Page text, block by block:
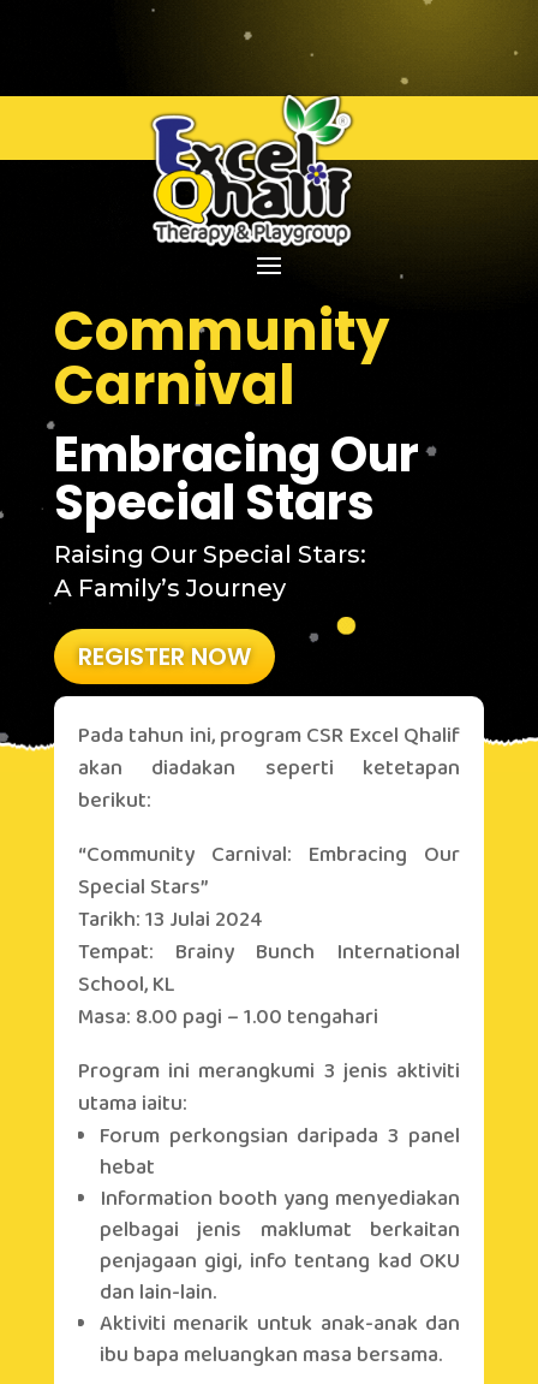
Community
Carnival
Embracing Our
Special Stars
Raising Our Special Stars:
A Family’s Journey
REGISTER NOW
COMMUNITY
CARNIVAL
Pada tahun ini, program CSR Excel Qhalif
akan diadakan seperti ketetapan
berikut:
“Community Carnival: Embracing Our
Special Stars”
Tarikh: 13 Julai 2024
Tempat: Brainy Bunch International
School, KL
Masa: 8.00 pagi – 1.00 tengahari
Program ini merangkumi 3 jenis aktiviti
utama iaitu:
Forum perkongsian daripada 3 panel
hebat
Information booth yang menyediakan
pelbagai jenis maklumat berkaitan
penjagaan gigi, info tentang kad OKU
dan lain-lain.
Aktiviti menarik untuk anak-anak dan
ibu bapa meluangkan masa bersama.